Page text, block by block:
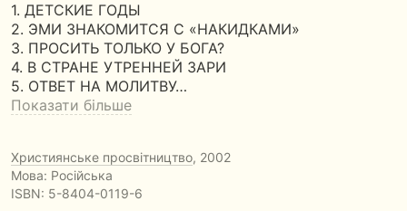
1. ДЕТСКИЕ ГОДЫ
2. ЭМИ ЗНАКОМИТСЯ С «НАКИДКАМИ»
3. ПРОСИТЬ ТОЛЬКО У БОГА?
4. В СТРАНЕ УТРЕННЕЙ ЗАРИ
5. ОТВЕТ НА МОЛИТВУ…
Показати більше
Християнське просвітництво, 2002
Мова: Російська
ISBN: 5-8404-0119-6